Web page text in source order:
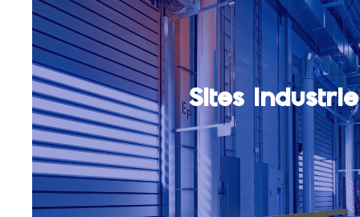
Sites